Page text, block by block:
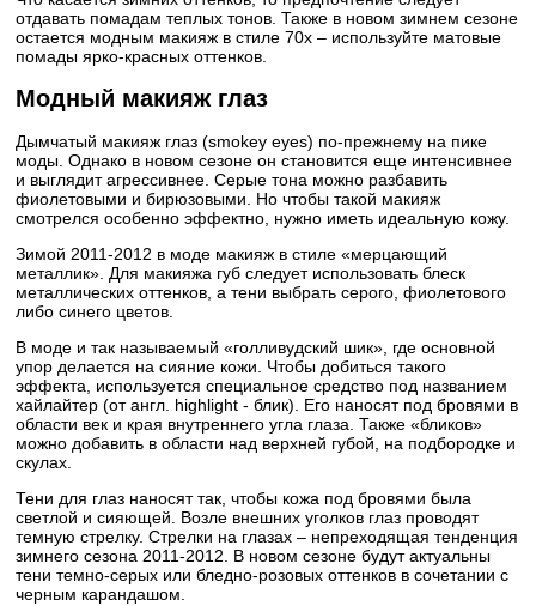
отдавать помадам теплых тонов. Также в новом зимнем сезоне
остается модным макияж в стиле 70х – используйте матовые
помады ярко-красных оттенков.
Модный макияж глаз
Дымчатый макияж глаз (smokey eyes) по-прежнему на пике
моды. Однако в новом сезоне он становится еще интенсивнее
и выглядит агрессивнее. Серые тона можно разбавить
фиолетовыми и бирюзовыми. Но чтобы такой макияж
смотрелся особенно эффектно, нужно иметь идеальную кожу.
Зимой 2011-2012 в моде макияж в стиле «мерцающий
металлик». Для макияжа губ следует использовать блеск
металлических оттенков, а тени выбрать серого, фиолетового
либо синего цветов.
В моде и так называемый «голливудский шик», где основной
упор делается на сияние кожи. Чтобы добиться такого
эффекта, используется специальное средство под названием
хайлайтер (от англ. highlight - блик). Его наносят под бровями в
области век и края внутреннего угла глаза. Также «бликов»
можно добавить в области над верхней губой, на подбородке и
скулах.
Тени для глаз наносят так, чтобы кожа под бровями была
светлой и сияющей. Возле внешних уголков глаз проводят
темную стрелку. Стрелки на глазах – непреходящая тенденция
зимнего сезона 2011-2012. В новом сезоне будут актуальны
тени темно-серых или бледно-розовых оттенков в сочетании с
черным карандашом.